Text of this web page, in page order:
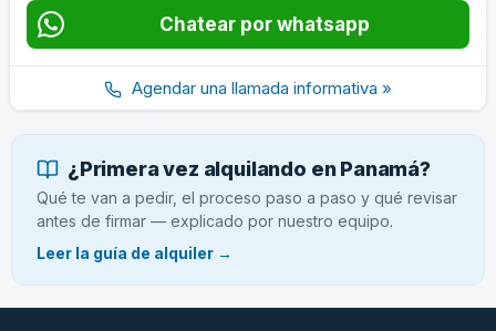
Chatear por whatsapp
Agendar una llamada informativa »
¿Primera vez alquilando en Panamá?
Qué te van a pedir, el proceso paso a paso y qué revisar
antes de firmar — explicado por nuestro equipo.
Leer la guía de alquiler →